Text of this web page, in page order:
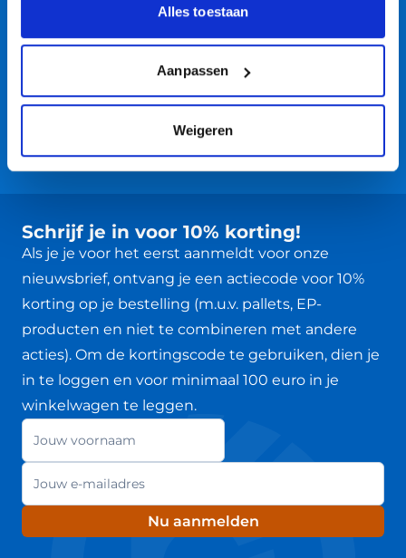
Alles toestaan
Aanpassen
Weigeren
Altijd een goede kwaliteit voor een
Vaste klanten bestellen op rekening
Advies door specialisten
Schrijf je in voor 10% korting!
Als je je voor het eerst aanmeldt voor onze
nieuwsbrief, ontvang je een actiecode voor 10%
korting op je bestelling (m.u.v. pallets, EP-
producten en niet te combineren met andere
acties). Om de kortingscode te gebruiken, dien je
in te loggen en voor minimaal 100 euro in je
winkelwagen te leggen.
Nieuwsbrief
Jouw voornaam
E-mailadres
Nu aanmelden